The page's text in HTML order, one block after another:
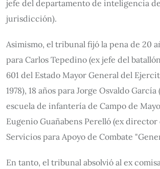
jefe del departamento de inteligencia
jurisdicción).
Asimismo, el tribunal fijó la pena de 20
para Carlos Tepedino (ex jefe del
601 del Estado Mayor General del
1978), 18 años para Jorge Osvaldo
escuela de infantería de Campo de
Eugenio Guañabens Perelló (ex director
Servicios para Apoyo de Combate
En tanto, el tribunal absolvió al ex